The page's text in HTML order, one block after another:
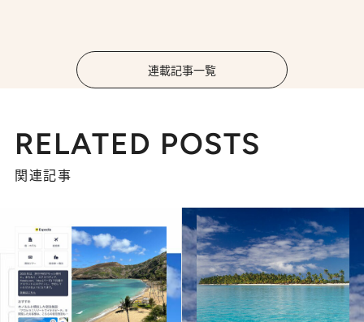
連載記事一覧
RELATED POSTS
関連記事